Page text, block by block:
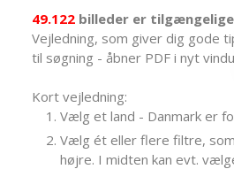
49.122 billeder er tilgængelige
Vejledning, som giver dig gode
til søgning - åbner PDF i nyt
Kort vejledning:
Vælg et land - Danmark er
Vælg ét eller flere filtre,
højre. I midten kan evt.